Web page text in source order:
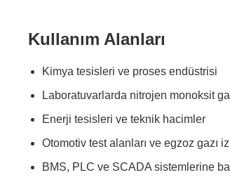
Kullanım Alanları
Kimya tesisleri ve proses endüstrisi
Laboratuvarlarda nitrojen monoksit
Enerji tesisleri ve teknik hacimler
Otomotiv test alanları ve egzoz gazı
BMS, PLC ve SCADA sistemlerine